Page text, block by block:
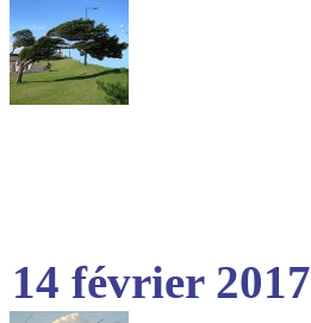
14 février 2017